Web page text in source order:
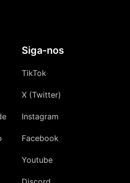
Siga-nos
TikTok
X (Twitter)
Instagram
Facebook
Youtube